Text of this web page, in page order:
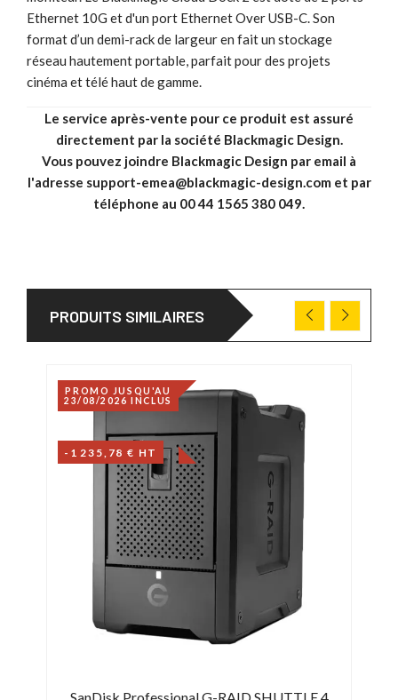
Ethernet 10G et d'un port Ethernet Over USB-C. Son
format d’un demi-rack de largeur en fait un stockage
réseau hautement portable, parfait pour des projets
cinéma et télé haut de gamme.
Le service après-vente pour ce produit est assuré
directement par la société Blackmagic Design.
Vous pouvez joindre Blackmagic Design par email à
l'adresse support-emea@blackmagic-design.com et par
téléphone au 00 44 1565 380 049.
PRODUITS SIMILAIRES
PROMO JUSQU'AU
23/08/2026 INCLUS
-1 235,78 € HT